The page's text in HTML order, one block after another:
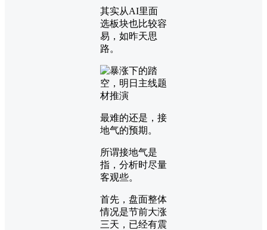
其实从AI里面
选板块也比较容
易，如昨天思
路。
最难的还是，接
地气的预期。
所谓接地气是
指，分析时尽量
客观些。
首先，盘面整体
情况是节前大涨
三天，已经有震